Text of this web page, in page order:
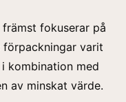
främst fokuserar på
förpackningar varit
kombination med
av minskat värde.